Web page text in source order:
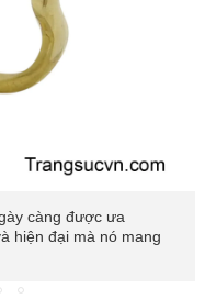
càng được ưa
hiện đại mà nó mang